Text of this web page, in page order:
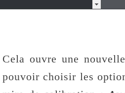
Cela ouvre une
pouvoir choisir les